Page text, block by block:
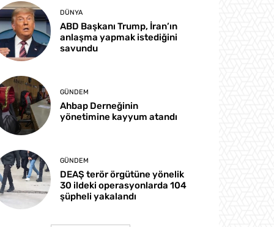
DÜNYA
ABD Başkanı Trump, İran’ın
anlaşma yapmak istediğini
savundu
GÜNDEM
Ahbap Derneğinin
yönetimine kayyum atandı
GÜNDEM
DEAŞ terör örgütüne yönelik
30 ildeki operasyonlarda 104
şüpheli yakalandı